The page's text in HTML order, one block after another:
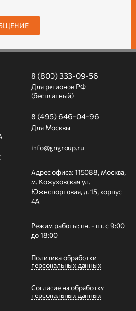
8 (800) 333-09-56
Для регионов РФ
(бесплатный)
8 (495) 646-04-96
Для Москвы
info@gngroup.ru
Адрес офиса: 115088, Москва,
м. Кожуховская ул.
Южнопортовая, д. 15, корпус
4А
Режим работы: пн. - пт. с 9:00
до 18:00
Политика обработки
персональных данных
Согласие на обработку
персональных данных